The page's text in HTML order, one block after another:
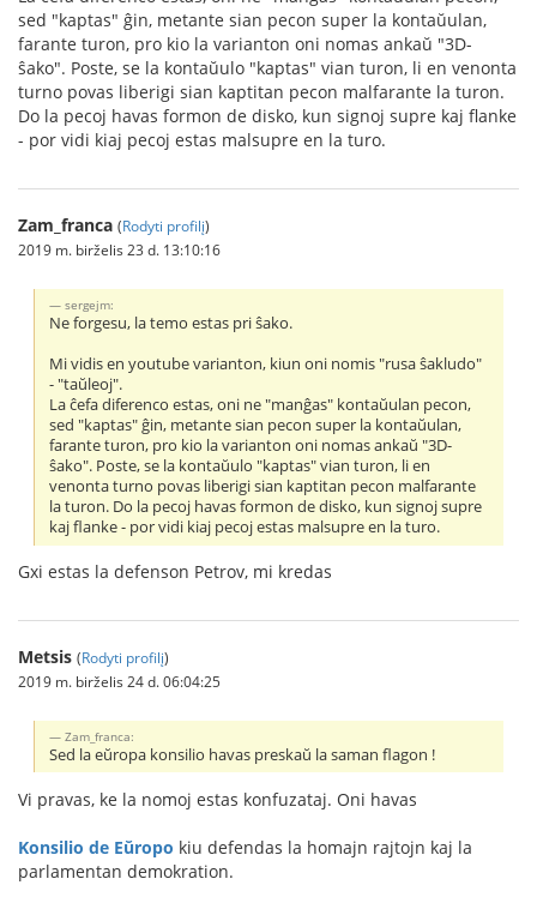
sed "kaptas" ĝin, metante sian pecon super la kontaŭulan,
farante turon, pro kio la varianton oni nomas ankaŭ "3D-
ŝako". Poste, se la kontaŭulo "kaptas" vian turon, li en venonta
turno povas liberigi sian kaptitan pecon malfarante la turon.
Do la pecoj havas formon de disko, kun signoj supre kaj flanke
- por vidi kiaj pecoj estas malsupre en la turo.
Zam_franca (Rodyti profilį)
2019 m. birželis 23 d. 13:10:16
sergejm:
Ne forgesu, la temo estas pri ŝako.
Mi vidis en youtube varianton, kiun oni nomis "rusa ŝakludo"
- "taŭleoj".
La ĉefa diferenco estas, oni ne "manĝas" kontaŭulan pecon,
sed "kaptas" ĝin, metante sian pecon super la kontaŭulan,
farante turon, pro kio la varianton oni nomas ankaŭ "3D-
ŝako". Poste, se la kontaŭulo "kaptas" vian turon, li en
venonta turno povas liberigi sian kaptitan pecon malfarante
la turon. Do la pecoj havas formon de disko, kun signoj supre
kaj flanke - por vidi kiaj pecoj estas malsupre en la turo.
Gxi estas la defenson Petrov, mi kredas
Metsis (Rodyti profilį)
2019 m. birželis 24 d. 06:04:25
Zam_franca:
Sed la eŭropa konsilio havas preskaŭ la saman flagon !
Vi pravas, ke la nomoj estas konfuzataj. Oni havas
Konsilio de Eŭropo kiu defendas la homajn rajtojn kaj la
parlamentan demokration.